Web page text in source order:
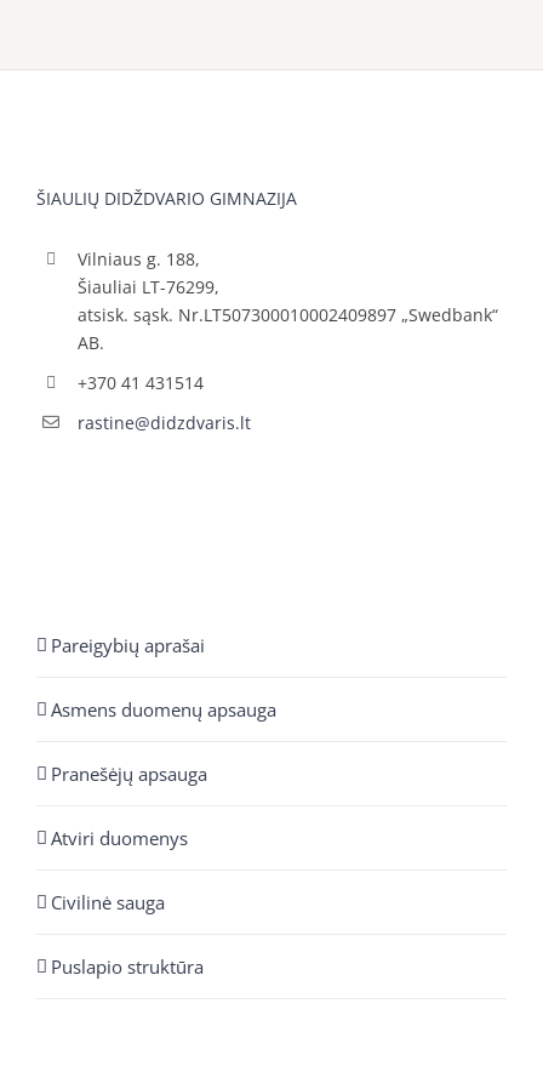
ŠIAULIŲ DIDŽDVARIO GIMNAZIJA
Vilniaus g. 188,
Šiauliai LT-76299,
atsisk. sąsk. Nr.LT507300010002409897 „Swedbank“
AB.
+370 41 431514
rastine@didzdvaris.lt
Pareigybių aprašai
Asmens duomenų apsauga
Pranešėjų apsauga
Atviri duomenys
Civilinė sauga
Puslapio struktūra